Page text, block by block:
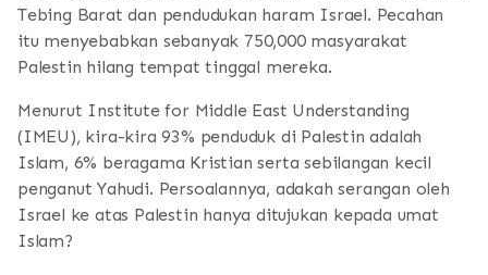
Tebing Barat dan pendudukan haram Israel. Pecahan
itu menyebabkan sebanyak 750,000 masyarakat
Palestin hilang tempat tinggal mereka.
Menurut Institute for Middle East Understanding
(IMEU), kira-kira 93% penduduk di Palestin adalah
Islam, 6% beragama Kristian serta sebilangan kecil
penganut Yahudi. Persoalannya, adakah serangan oleh
Israel ke atas Palestin hanya ditujukan kepada umat
Islam?